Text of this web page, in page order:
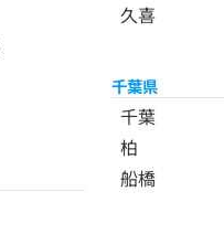
久喜
千葉県
千葉
柏
船橋